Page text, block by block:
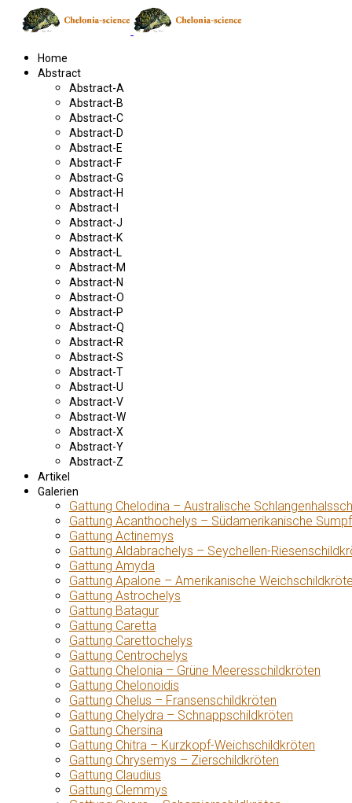
Home
Abstract
Abstract-A
Abstract-B
Abstract-C
Abstract-D
Abstract-E
Abstract-F
Abstract-G
Abstract-H
Abstract-I
Abstract-J
Abstract-K
Abstract-L
Abstract-M
Abstract-N
Abstract-O
Abstract-P
Abstract-Q
Abstract-R
Abstract-S
Abstract-T
Abstract-U
Abstract-V
Abstract-W
Abstract-X
Abstract-Y
Abstract-Z
Artikel
Galerien
Gattung Chelodina – Australische
Gattung Acanthochelys – Südamerikanische
Gattung Actinemys
Gattung Aldabrachelys – Seychellen-
Gattung Amyda
Gattung Apalone – Amerikanische
Gattung Astrochelys
Gattung Batagur
Gattung Caretta
Gattung Carettochelys
Gattung Centrochelys
Gattung Chelonia – Grüne Meeresschildkröten
Gattung Chelonoidis
Gattung Chelus – Fransenschildkröten
Gattung Chelydra – Schnappschildkröten
Gattung Chersina
Gattung Chitra – Kurzkopf-Weichschildkröten
Gattung Chrysemys – Zierschildkröten
Gattung Claudius
Gattung Clemmys